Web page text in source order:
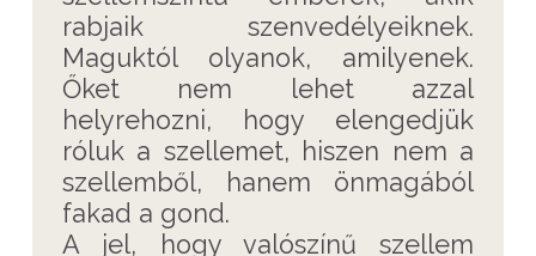
rabjaik szenvedélyeiknek.
Maguktól olyanok, amilyenek.
Őket nem lehet azzal
helyrehozni, hogy elengedjük
róluk a szellemet, hiszen nem a
szellemből, hanem önmagából
fakad a gond.
A jel, hogy valószínű szellem